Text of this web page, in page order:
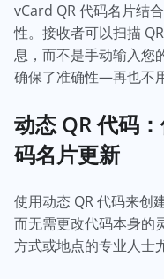
vCard QR 代码名片结
性。接收者可以扫描
息，而不是手动输入您
确保了准确性—再也不
动态 QR 代码
码名片更新
使用动态 QR 代码来创
而无需更改代码本身的
方式或地点的专业人士